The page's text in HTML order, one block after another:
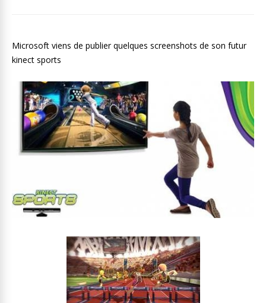
Microsoft viens de publier quelques screenshots de son futur
kinect sports